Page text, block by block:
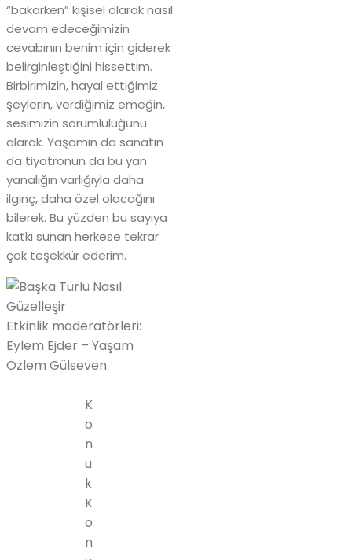
“bakarken” kişisel olarak nasıl
devam edeceğimizin
cevabının benim için giderek
belirginleştiğini hissettim.
Birbirimizin, hayal ettiğimiz
şeylerin, verdiğimiz emeğin,
sesimizin sorumluluğunu
alarak. Yaşamın da sanatın
da tiyatronun da bu yan
yanalığın varlığıyla daha
ilginç, daha özel olacağını
bilerek. Bu yüzden bu sayıya
katkı sunan herkese tekrar
çok teşekkür ederim.
Etkinlik moderatörleri:
Eylem Ejder – Yaşam
Özlem Gülseven
K
o
n
u
k
K
o
n